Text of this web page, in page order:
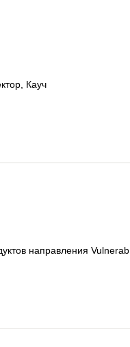
Кауч
направления